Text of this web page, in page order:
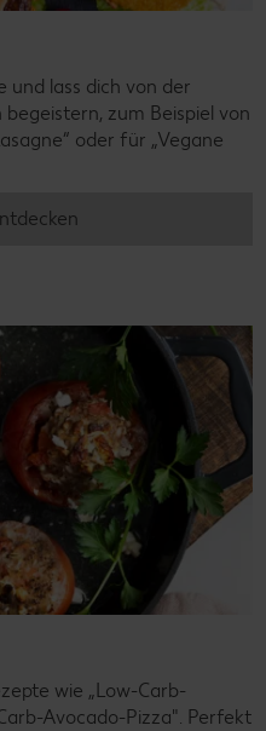
und lass dich von der
zum Beispiel von
oder für „Vegane
wie „Low-Carb-
Avocado-Pizza". Perfekt